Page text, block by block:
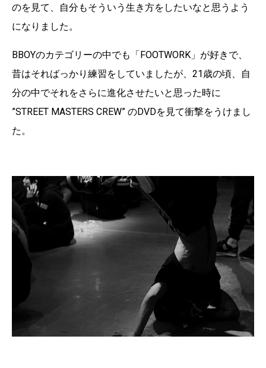
のを見て、自分もそういう生き方をしたいなと思うよう
になりました。
BBOYのカテゴリーの中でも「FOOTWORK」が好きで、
昔はそればっかり練習をしていましたが、21歳の頃、自
分の中でそれをさらに進化させたいと思った時に
”STREET MASTERS CREW” のDVDを見て衝撃をうけまし
た。